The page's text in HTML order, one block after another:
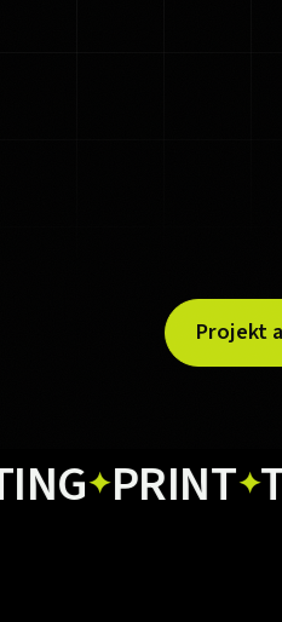
Projekt
PRINT✦